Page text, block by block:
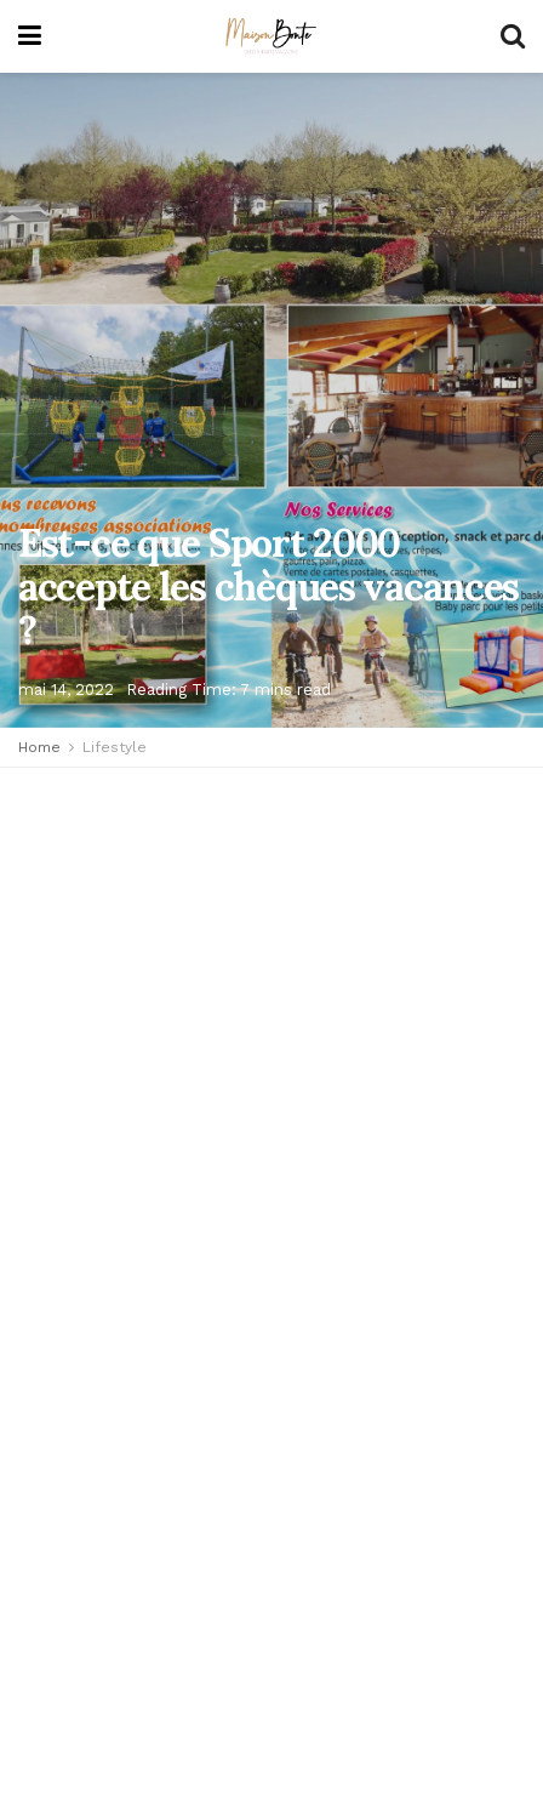
Est-ce que Sport 2000
accepte les chèques vacances
?
mai 14, 2022 Reading Time: 7 mins read
Home Lifestyle